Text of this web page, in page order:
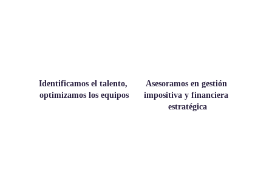
Identificamos el talento,
optimizamos los equipos
Asesoramos en gestión
impositiva y financiera
estratégica